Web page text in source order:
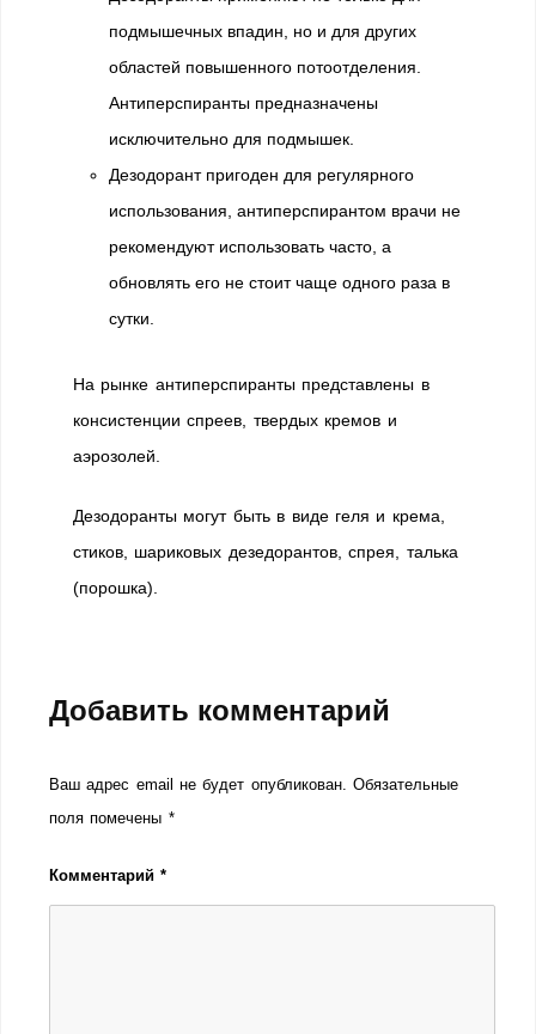
подмышечных впадин, но и для других
областей повышенного потоотделения.
Антиперспиранты предназначены
исключительно для подмышек.
Дезодорант пригоден для регулярного
использования, антиперспирантом врачи не
рекомендуют использовать часто, а
обновлять его не стоит чаще одного раза в
сутки.
На рынке антиперспиранты представлены в
консистенции спреев, твердых кремов и
аэрозолей.
Дезодоранты могут быть в виде геля и крема,
стиков, шариковых дезедорантов, спрея, талька
(порошка).
Добавить комментарий
Ваш адрес email не будет опубликован. Обязательные
поля помечены *
Комментарий*